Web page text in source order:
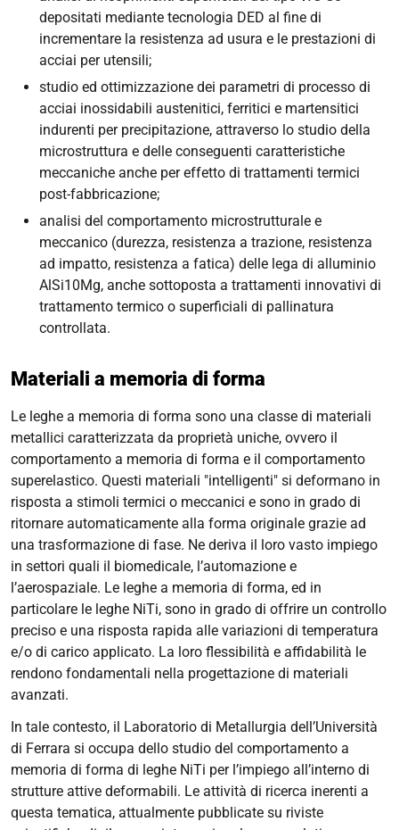
depositati mediante tecnologia DED al fine di
incrementare la resistenza ad usura e le prestazioni di
acciai per utensili;
studio ed ottimizzazione dei parametri di processo di
acciai inossidabili austenitici, ferritici e martensitici
indurenti per precipitazione, attraverso lo studio della
microstruttura e delle conseguenti caratteristiche
meccaniche anche per effetto di trattamenti termici
post-fabbricazione;
analisi del comportamento microstrutturale e
meccanico (durezza, resistenza a trazione, resistenza
ad impatto, resistenza a fatica) delle lega di alluminio
AlSi10Mg, anche sottoposta a trattamenti innovativi di
trattamento termico o superficiali di pallinatura
controllata.
Materiali a memoria di forma
Le leghe a memoria di forma sono una classe di materiali
metallici caratterizzata da proprietà uniche, ovvero il
comportamento a memoria di forma e il comportamento
superelastico. Questi materiali "intelligenti" si deformano in
risposta a stimoli termici o meccanici e sono in grado di
ritornare automaticamente alla forma originale grazie ad
una trasformazione di fase. Ne deriva il loro vasto impiego
in settori quali il biomedicale, l’automazione e
l’aerospaziale. Le leghe a memoria di forma, ed in
particolare le leghe NiTi, sono in grado di offrire un controllo
preciso e una risposta rapida alle variazioni di temperatura
e/o di carico applicato. La loro flessibilità e affidabilità le
rendono fondamentali nella progettazione di materiali
avanzati.
In tale contesto, il Laboratorio di Metallurgia dell’Università
di Ferrara si occupa dello studio del comportamento a
memoria di forma di leghe NiTi per l’impiego all’interno di
strutture attive deformabili. Le attività di ricerca inerenti a
questa tematica, attualmente pubblicate su riviste